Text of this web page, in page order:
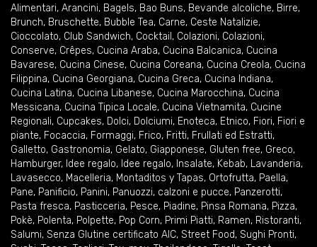
Alimentari, Arancini, Bagels, Bao Buns, Bevande alcoliche, Birre,
Brunch, Bruschette, Bubble Tea, Carne, Ceste Natalizie,
Cioccolato, Club Sandwich, Cocktail , Colazioni, Colazioni,
Conserve, Crêpes, Cucina Araba, Cucina Balcanica, Cucina
Bavarese, Cucina Cinese, Cucina Coreana, Cucina Creola, Cucina
Filippina, Cucina Georgiana, Cucina Greca, Cucina Indiana,
Cucina Latina, Cucina Libanese, Cucina Marocchina, Cucina
Messicana, Cucina Tipica Locale, Cucina Vietnamita, Cucine
Regionali, Cupcakes, Dolci, Dolciumi, Enoteca, Etnico, Fiori, Fiori e
piante, Focaccia, Formaggi, Frico, Fritti, Frullati ed Estratti,
Galletto, Gastronomia, Gelato, Giapponese, Gluten free, Greco,
Hamburger, Idee regalo, Idee regalo, Insalate, Kebab, Lavanderia,
Lavasecco, Macelleria, Montaditos y Tapas, Ortofrutta, Paella,
Pane, Panificio, Panini, Panuozzi, calzoni e pucce, Panzerotti,
Pasta fresca, Pasticceria, Pesce, Piadine, Pinsa Romana, Pizza,
Pokè, Polenta, Polpette, Pop Corn, Primi Piatti, Ramen, Ristoranti,
Salumi, Senza Glutine certificato AIC, Street Food, Sughi Pronti,